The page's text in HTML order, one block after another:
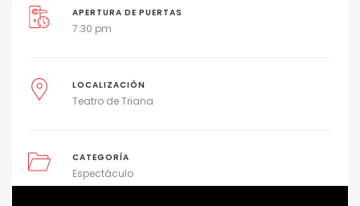
APERTURA DE PUERTAS
7:30 pm
LOCALIZACIÓN
Teatro de Triana
CATEGORÍA
Espectáculo